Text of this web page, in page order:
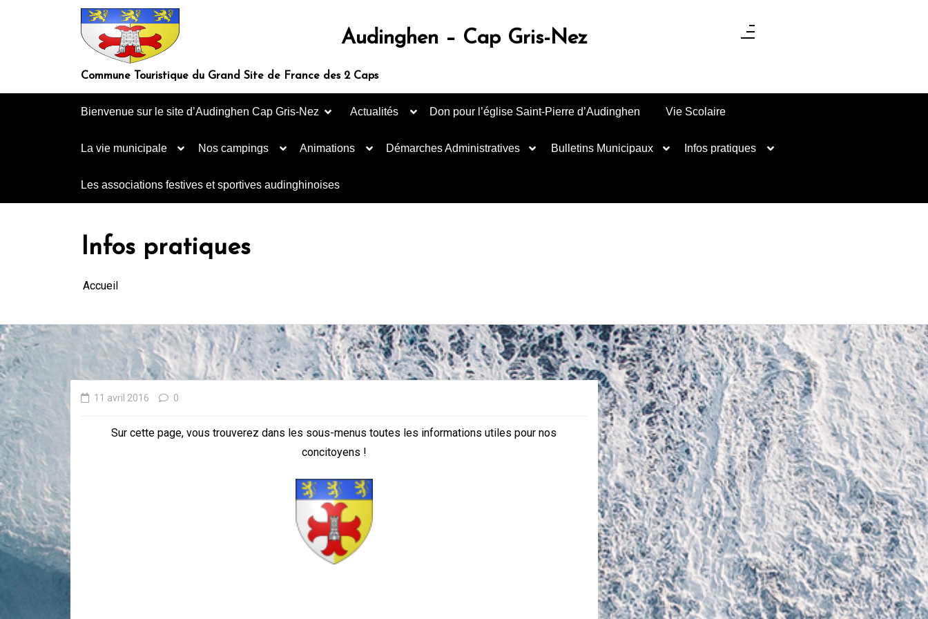
Audinghen – Cap Gris-Nez
Commune Touristique du Grand Site de France des 2 Caps
Bienvenue sur le site d’Audinghen Cap Gris-Nez Actualités Don pour l’église Saint-Pierre d’Audinghen Vie Scolaire
La vie municipale Nos campings Animations Démarches Administratives Bulletins Municipaux Infos pratiques
Les associations festives et sportives audinghinoises
Infos pratiques
Accueil
11 avril 2016 0
Sur cette page, vous trouverez dans les sous-menus toutes les informations utiles pour nos
concitoyens !